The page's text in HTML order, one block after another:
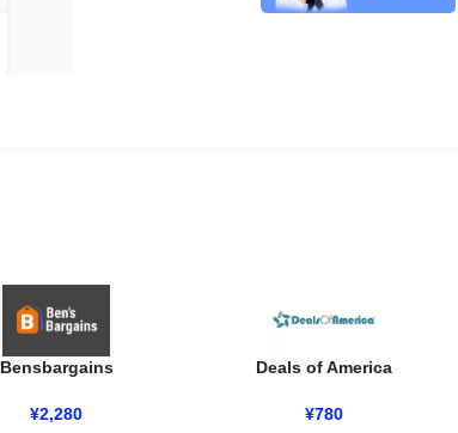
Bensbargains
¥2,280
Deals of America
¥780